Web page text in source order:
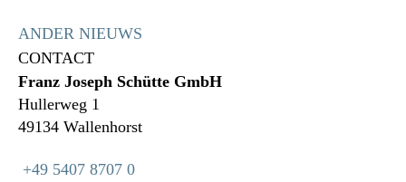
ANDER NIEUWS
CONTACT
Franz Joseph Schütte GmbH
Hullerweg 1
49134 Wallenhorst
+49 5407 8707 0